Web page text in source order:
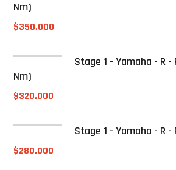
Nm)
$350.000
Stage 1 - Yamaha - R -
Nm)
$320.000
Stage 1 - Yamaha - R
$280.000